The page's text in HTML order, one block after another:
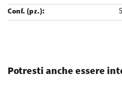
Potresti anche essere